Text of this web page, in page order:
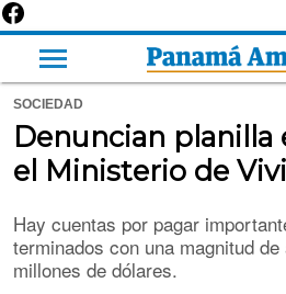
SOCIEDAD
Denuncian planilla
el Ministerio de
Hay cuentas por pagar
terminados con una magnitud
millones de dólares.